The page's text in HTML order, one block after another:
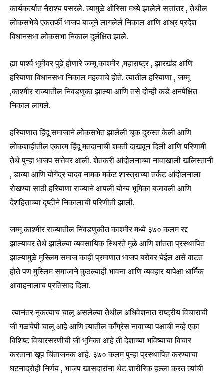
कार्यकर्त्यात नैराश्य पसरले. त्यामुळे ओरिसा मध्ये झालेले सत्तांतर , तेथील
लोकसभेचे एकतर्फी भाजप बाजूने लागलेले निकाल आणि आंध्र प्रदेश
विधानसभा लोकसभा निकाल दुर्लक्षित झाले.
ह्या पार्श्व भूमीवर पुढे होणारे जम्मू काश्मीर ,महाराष्ट्र , झारखंड आणि
हरियाणा विधानसभा निकाल महत्वाचे होते. त्यातील हरियाणा , जम्मू
,काश्मीर राज्यातील निवडणुका झाल्या आणि तसे दोन्ही कडे अनपेक्षित
निकाल लागले.
हरियाणात हिंदू समाजाने लोकसभेत झालेली चूक दुरुस्त केली आणि
लोकशाहीतील एकात्म हिंदू मतदानाची शक्ती दाखवून दिली आणि परिणामी
तेथे पुन्हा भाजप सत्तेवर आली. शेतकरी आंदोलनाच्या नावाखाली खलिस्तानी
, डाव्या आणि योगेंद्र यादव नामक मर्कट शास्त्राच्या तर्कट आंदोलनाला
रोखण्या साठी हरियाणा राज्याने आपली योग्य भूमिका बजावली आणि
देशहिताच्या दृष्टीने निकालाची परिणीती झाली.
जम्मू काश्मीर राज्यातील निवडणुकीत काश्मीर मध्ये ३७० कलम रद्द
झाल्यावर तेथे झालेल्या व्यवसायिक स्थिरते मुळे आणि शांतता प्रस्थापित
झाल्यामुळे मुस्लिम समाज काही प्रमाणात भाजप बरोबर येईल असे वाटत
होते पण मुस्लिम समाजाने कुठल्याही भावना आणि व्यवहार यापेक्षा धार्मिक
आवाहनालाच प्रतिसाद दिला.
त्यानंतर नुकत्याच चालू असलेल्या तेथील अधिवेशनात राष्ट्रीय विचाराची
जी गळचेपी चालू आहे आणि त्यातील काँग्रेस नावाच्या पक्षाची नव्हे एका
विशिष्ट विचारसरणीची जी भूमिका आहे ती देशाच्या भविष्याचा विचार
करताना खूप चिंताजनक आहे. ३७० कलम पुन्हा प्रस्थापित करण्याचा
घटनाद्रोही निर्णय , भाजप खासदारांना थेट शारीरिक हल्ला करत त्यांची